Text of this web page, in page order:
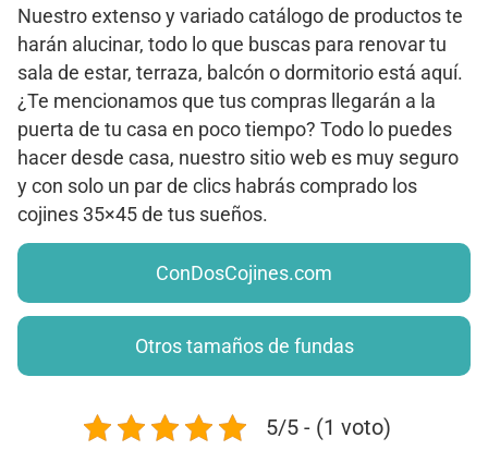
Nuestro extenso y variado catálogo de productos te
harán alucinar, todo lo que buscas para renovar tu
sala de estar, terraza, balcón o dormitorio está aquí.
¿Te mencionamos que tus compras llegarán a la
puerta de tu casa en poco tiempo? Todo lo puedes
hacer desde casa, nuestro sitio web es muy seguro
y con solo un par de clics habrás comprado los
cojines 35×45 de tus sueños.
ConDosCojines.com
Otros tamaños de fundas
5/5 - (1 voto)